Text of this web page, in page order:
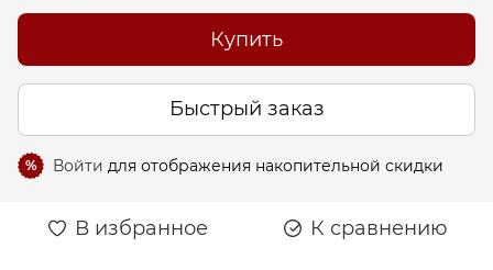
Купить
Быстрый заказ
% Войти для отображения накопительной скидки
В избранное К сравнению